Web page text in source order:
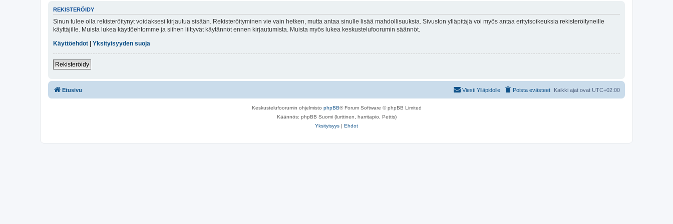
REKISTERÖIDY
Sinun tulee olla rekisteröitynyt voidaksesi kirjautua sisään. Rekisteröityminen vie vain hetken, mutta antaa sinulle lisää mahdollisuuksia. Sivuston ylläpitäjä voi myös antaa erityisoikeuksia rekisteröityneille
käyttäjille. Muista lukea käyttöehtomme ja siihen liittyvät käytännöt ennen kirjautumista. Muista myös lukea keskustelufoorumin säännöt.
Käyttöehdot | Yksityisyyden suoja
Rekisteröidy
Etusivu Kaikki ajat ovat UTC+02:00
Poista evästeet
Viesti Ylläpidolle
Keskustelufoorumin ohjelmisto phpBB® Forum Software © phpBB Limited
Käännös: phpBB Suomi (lurttinen, harritapio, Pettis)
Yksityisyys | Ehdot